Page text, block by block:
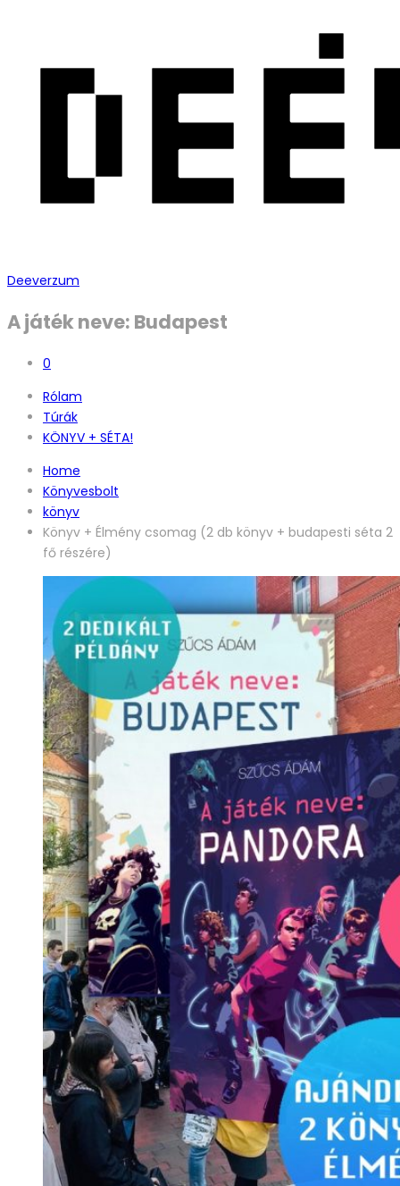
Deeverzum
A játék neve: Budapest
0
Rólam
Túrák
KÖNYV + SÉTA!
Home
Könyvesbolt
könyv
Könyv + Élmény csomag (2 db könyv + budapesti séta 2
fő részére)